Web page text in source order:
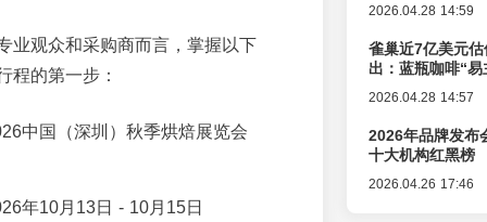
业观众和采购商而言，掌握以下
程的第一步：
中国（深圳）秋季烘焙展览会
年10月13日 - 10月15日
2026.04.28 14:59
雀巢近7亿美元
出：蓝瓶咖啡“
2026.04.28 14:57
2026年品牌发布
十大机构红黑榜
2026.04.26 17:46